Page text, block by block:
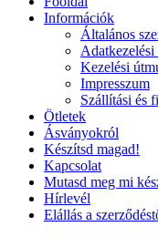
Információk
Általános
Kezelési
Impresszum
Szállítási és
Ötletek
Ásványokról
Készítsd magad!
Kapcsolat
Mutasd meg mi
Hírlevél
Elállás a